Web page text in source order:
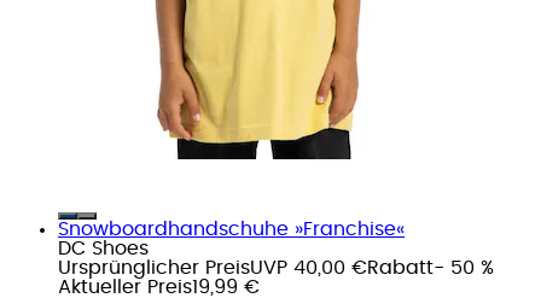
Snowboardhandschuhe »Franchise«
DC Shoes
Ursprünglicher PreisUVP 40,00 €Rabatt- 50 %
Aktueller Preis19,99 €